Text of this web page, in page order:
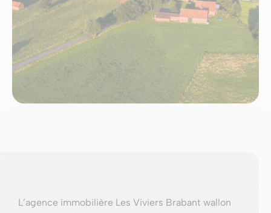
L’agence immobilière Les Viviers Brabant wallon